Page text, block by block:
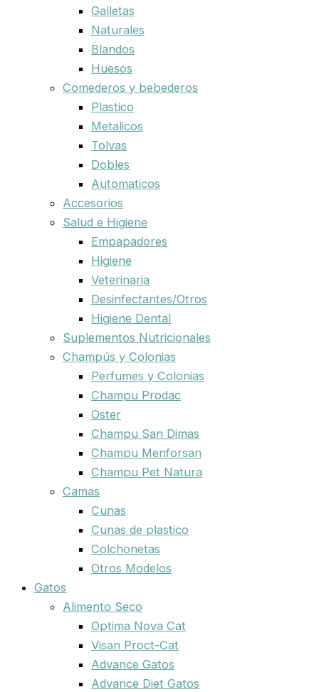
Galletas
Naturales
Blandos
Huesos
Comederos y bebederos
Plastico
Metalicos
Tolvas
Dobles
Automaticos
Accesorios
Salud e Higiene
Empapadores
Higiene
Veterinaria
Desinfectantes/Otros
Higiene Dental
Suplementos Nutricionales
Champús y Colonias
Perfumes y Colonias
Champu Prodac
Oster
Champu San Dimas
Champu Menforsan
Champu Pet Natura
Camas
Cunas
Cunas de plastico
Colchonetas
Otros Modelos
Gatos
Alimento Seco
Optima Nova Cat
Visan Proct-Cat
Advance Gatos
Advance Diet Gatos